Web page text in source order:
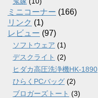
ミニコーナー (166)
リンク (1)
レビュー (97)
ソフトウェア (1)
デスクライト (2)
ヒダカ高圧洗浄機HK-1890
ひらくPCバッグ (2)
ブロガーズトート (3)